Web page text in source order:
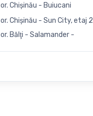
or. Chişinău - Buiucani
or. Chişinău - Sun City, etaj 2
or. Bălţi - Salamander -
or. Bălţi - Rieker -